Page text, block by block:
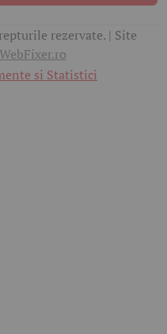
rezervate. | Site
WebFixer.ro